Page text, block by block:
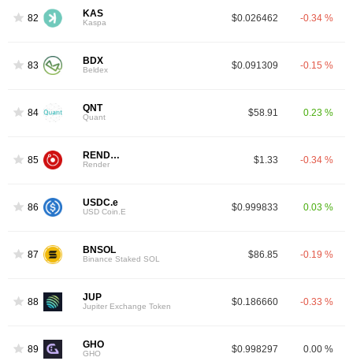
82 KAS
Kaspa $0.026462 -0.34 %
83 BDX
Beldex $0.091309 -0.15 %
84 QNT
Quant $58.91 0.23 %
85 RENDER
Render $1.33 -0.34 %
86 USDC.e
USD Coin.E $0.999833 0.03 %
87 BNSOL
Binance Staked SOL $86.85 -0.19 %
88 JUP
Jupiter Exchange Token $0.186660 -0.33 %
89 GHO
GHO $0.998297 0.00 %